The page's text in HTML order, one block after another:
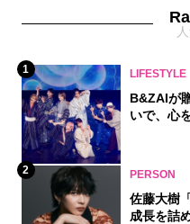
1 LIFESTYLE
B&ZAIが
いで、心
2 PERSON
佐藤大樹
成長を詰